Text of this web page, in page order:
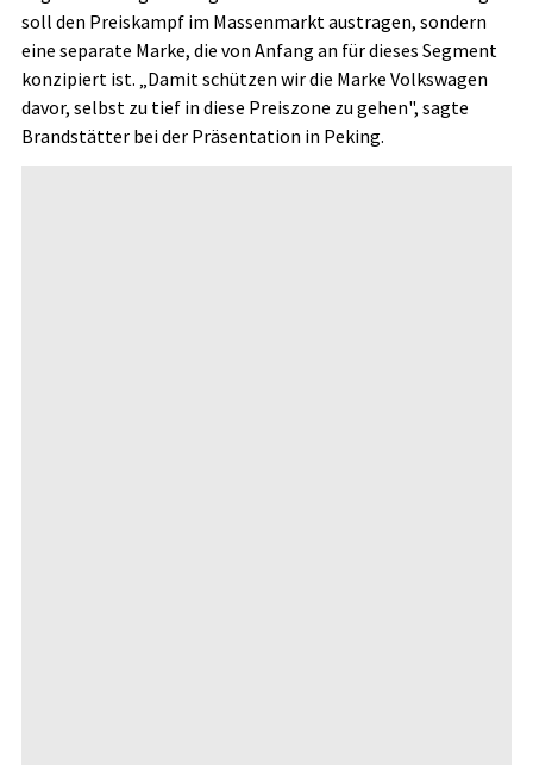
soll den Preiskampf im Massenmarkt austragen, sondern
eine separate Marke, die von Anfang an für dieses Segment
konzipiert ist. „Damit schützen wir die Marke Volkswagen
davor, selbst zu tief in diese Preiszone zu gehen", sagte
Brandstätter bei der Präsentation in Peking.